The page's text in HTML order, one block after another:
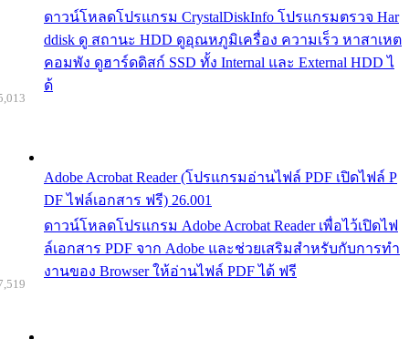
ดาวน์โหลดโปรแกรม CrystalDiskInfo โปรแกรมตรวจ Har
ddisk ดู สถานะ HDD ดูอุณหภูมิเครื่อง ความเร็ว หาสาเหต
คอมพัง ดูฮาร์ดดิสก์ SSD ทั้ง Internal และ External HDD ไ
ด้
Adobe Acrobat Reader (โปรแกรมอ่านไฟล์ PDF เปิดไฟล์ P
DF ไฟล์เอกสาร ฟรี) 26.001
ดาวน์โหลดโปรแกรม Adobe Acrobat Reader เพื่อไว้เปิดไฟ
ล์เอกสาร PDF จาก Adobe และช่วยเสริมสำหรับกับการทำ
งานของ Browser ให้อ่านไฟล์ PDF ได้ ฟรี